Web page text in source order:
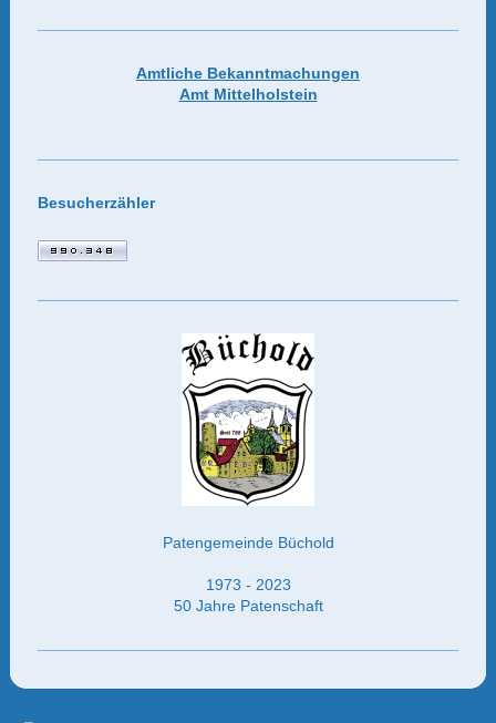
Amtliche Bekanntmachungen
Amt Mittelholstein
Besucherzähler
Patengemeinde Büchold
1973 - 2023
50 Jahre Patenschaft